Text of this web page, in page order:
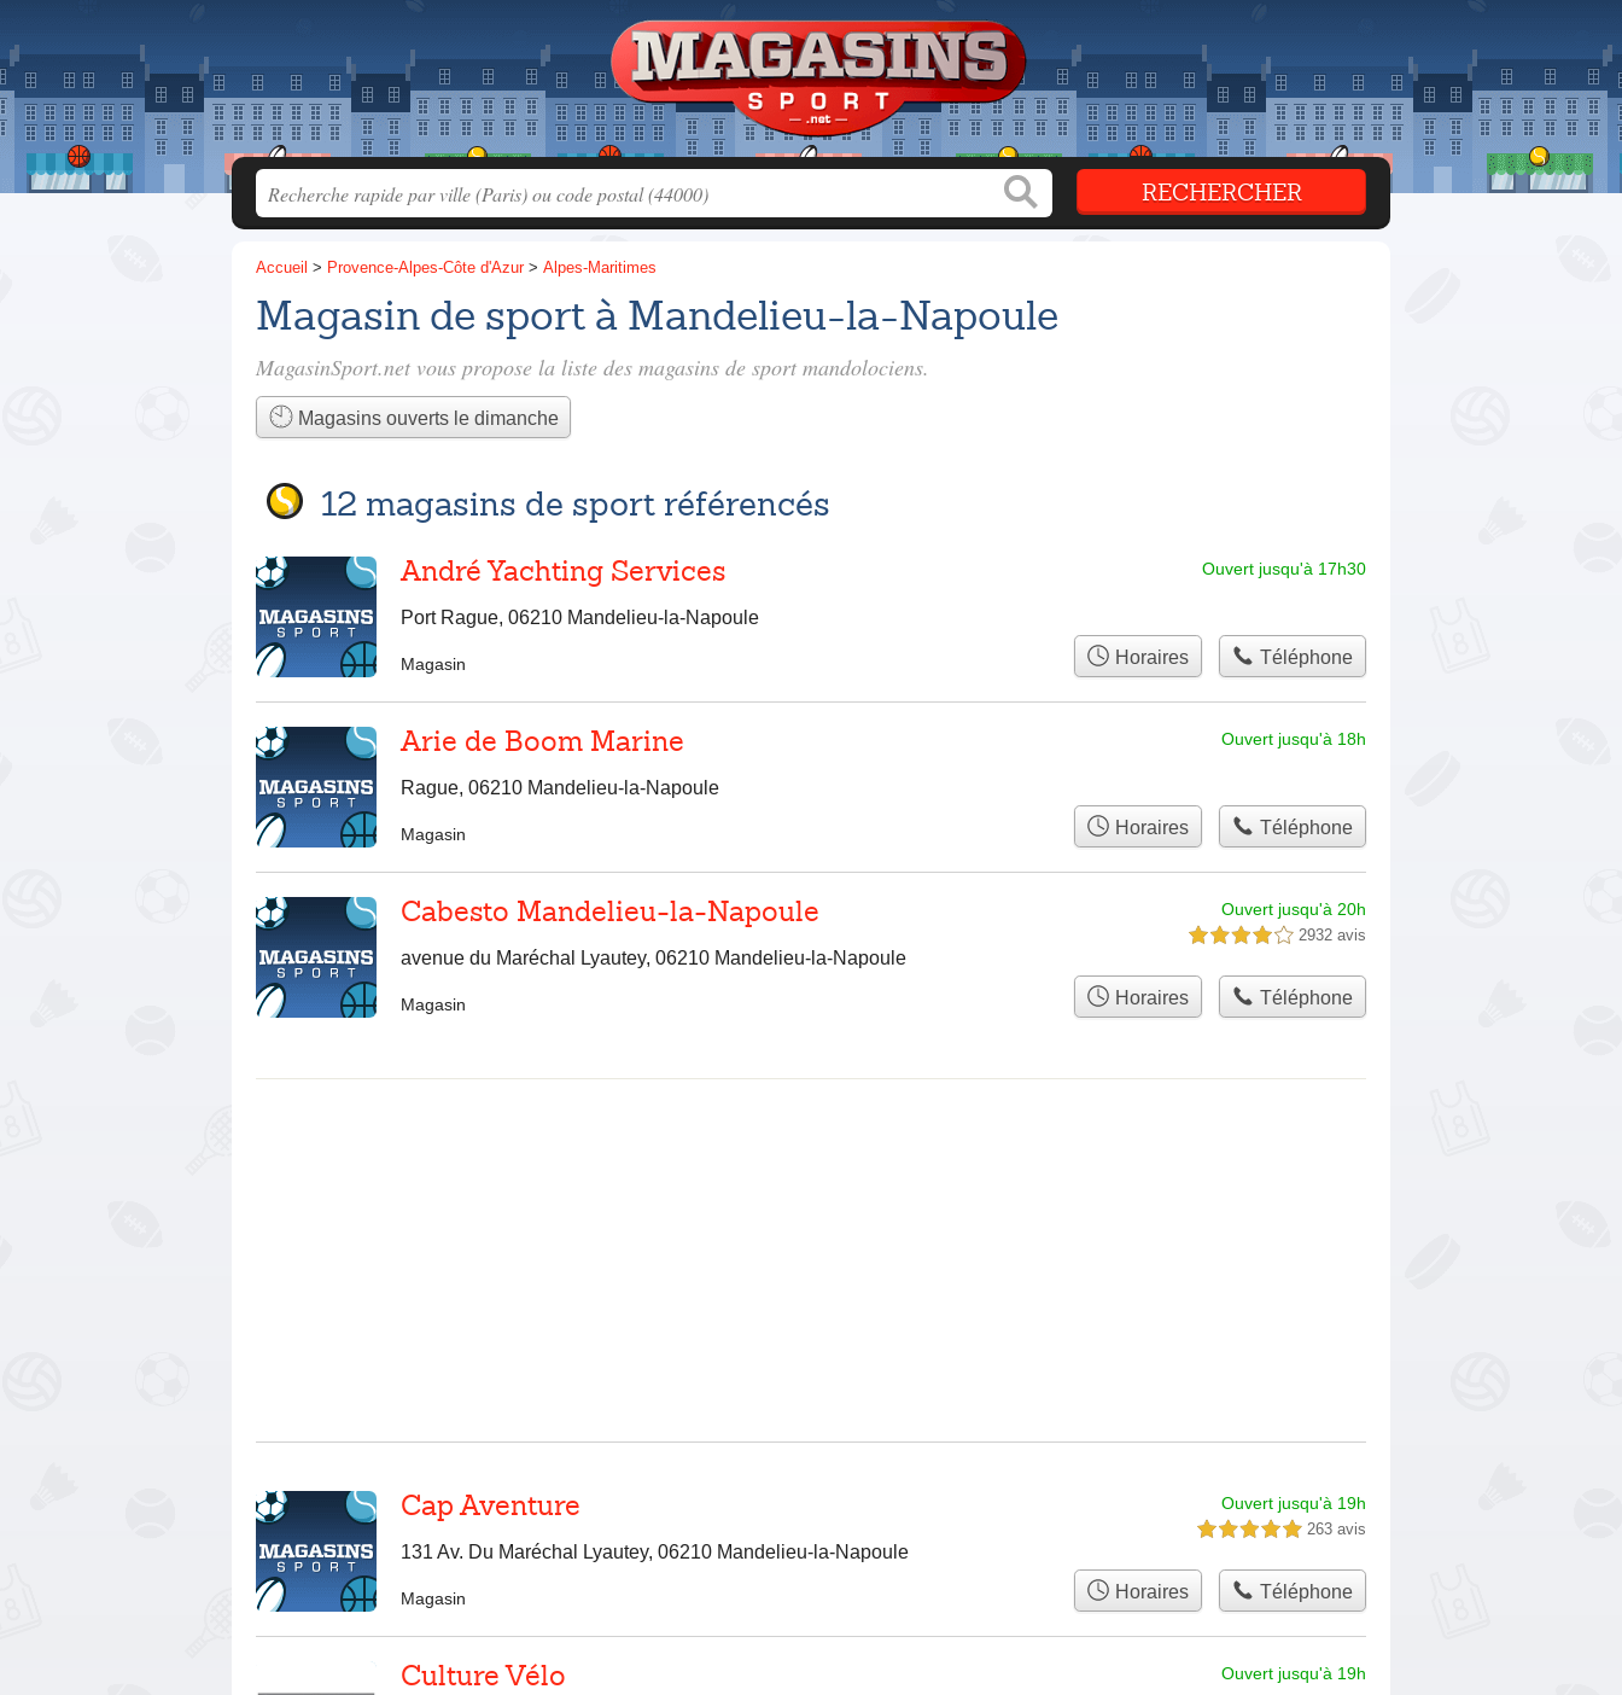
Accueil > Provence-Alpes-Côte d'Azur> Alpes-Maritimes
Magasin de sport à Mandelieu-la-Napoule
MagasinSport.net vous propose la liste des magasins de sport mandolociens.
Magasins ouverts le dimanche
12 magasins de sport référencés
André Yachting Services
Port Rague, 06210 Mandelieu-la-Napoule
Ouvert jusqu'à 17h30
Magasin Horaires Téléphone
Arie de Boom Marine
Rague, 06210 Mandelieu-la-Napoule
Ouvert jusqu'à 18h
Magasin Horaires Téléphone
Cabesto Mandelieu-la-Napoule
avenue du Maréchal Lyautey, 06210 Mandelieu-la-Napoule
Ouvert jusqu'à 20h
4,0 étoiles sur 5 2932 avis
Magasin Horaires Téléphone
Cap Aventure
131 Av. Du Maréchal Lyautey, 06210 Mandelieu-la-Napoule
Ouvert jusqu'à 19h
5,0 étoiles sur 5 263 avis
Magasin Horaires Téléphone
Culture Vélo Ouvert jusqu'à 19h